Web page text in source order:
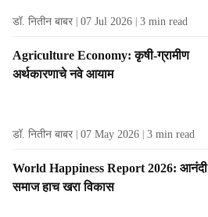
e
f
r
t
e
A
डॉ. नितीन बाबर 07 Jul 2026 3 min read
Agriculture Economy: कृषी-ग्रामीण
अर्थकारणाचे नवे आयाम
डॉ. नितीन बाबर 07 May 2026 3 min read
World Happiness Report 2026: आनंदी
समाज हाच खरा विकास